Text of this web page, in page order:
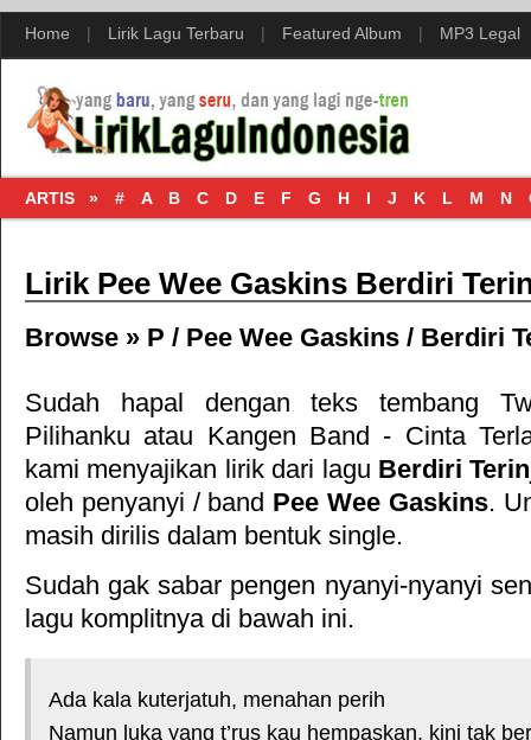
Home | Lirik Lagu Terbaru | Featured Album | MP3 Legal
ARTIS » # A B C D E F G H I J K L M N
Lirik Pee Wee Gaskins Berdiri
Browse » P / Pee Wee Gaskins / Berdiri
Sudah hapal dengan teks tembang
Pilihanku atau Kangen Band - Cinta
kami menyajikan lirik dari lagu Berdiri
oleh penyanyi / band Pee Wee Gaskins.
masih dirilis dalam bentuk single.
Sudah gak sabar pengen nyanyi-nyanyi
lagu komplitnya di bawah ini.
Ada kala kuterjatuh, menahan perih
Namun luka yang t’rus kau hempaskan, kini tak